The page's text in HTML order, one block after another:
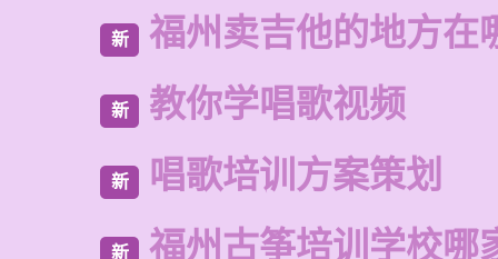
新 福州卖吉他的地方在
新 教你学唱歌视频
新 唱歌培训方案策划
新 福州古筝培训学校哪